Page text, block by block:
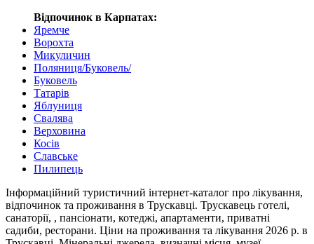
Відпочинок в Карпатах:
Яремче
Ворохта
Микуличин
Поляниця/Буковель/
Буковель
Татарів
Яблуниця
Cвалява
Верховина
Косів
Славське
Пилипець
Інформаційний туристичний інтернет-каталог про лікування,
відпочинок та проживання в Трускавці. Трускавець готелі,
санаторії, , пансіонати, котеджі, апартаменти, приватні
садиби, ресторани. Ціни на проживання та лікування 2026 р. в